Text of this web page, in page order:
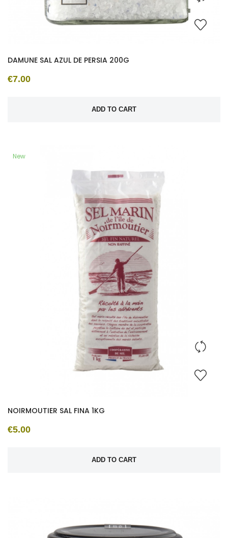
DAMUNE SAL AZUL DE PERSIA 200G
€7.00
ADD TO CART
New
NOIRMOUTIER SAL FINA 1KG
€5.00
ADD TO CART